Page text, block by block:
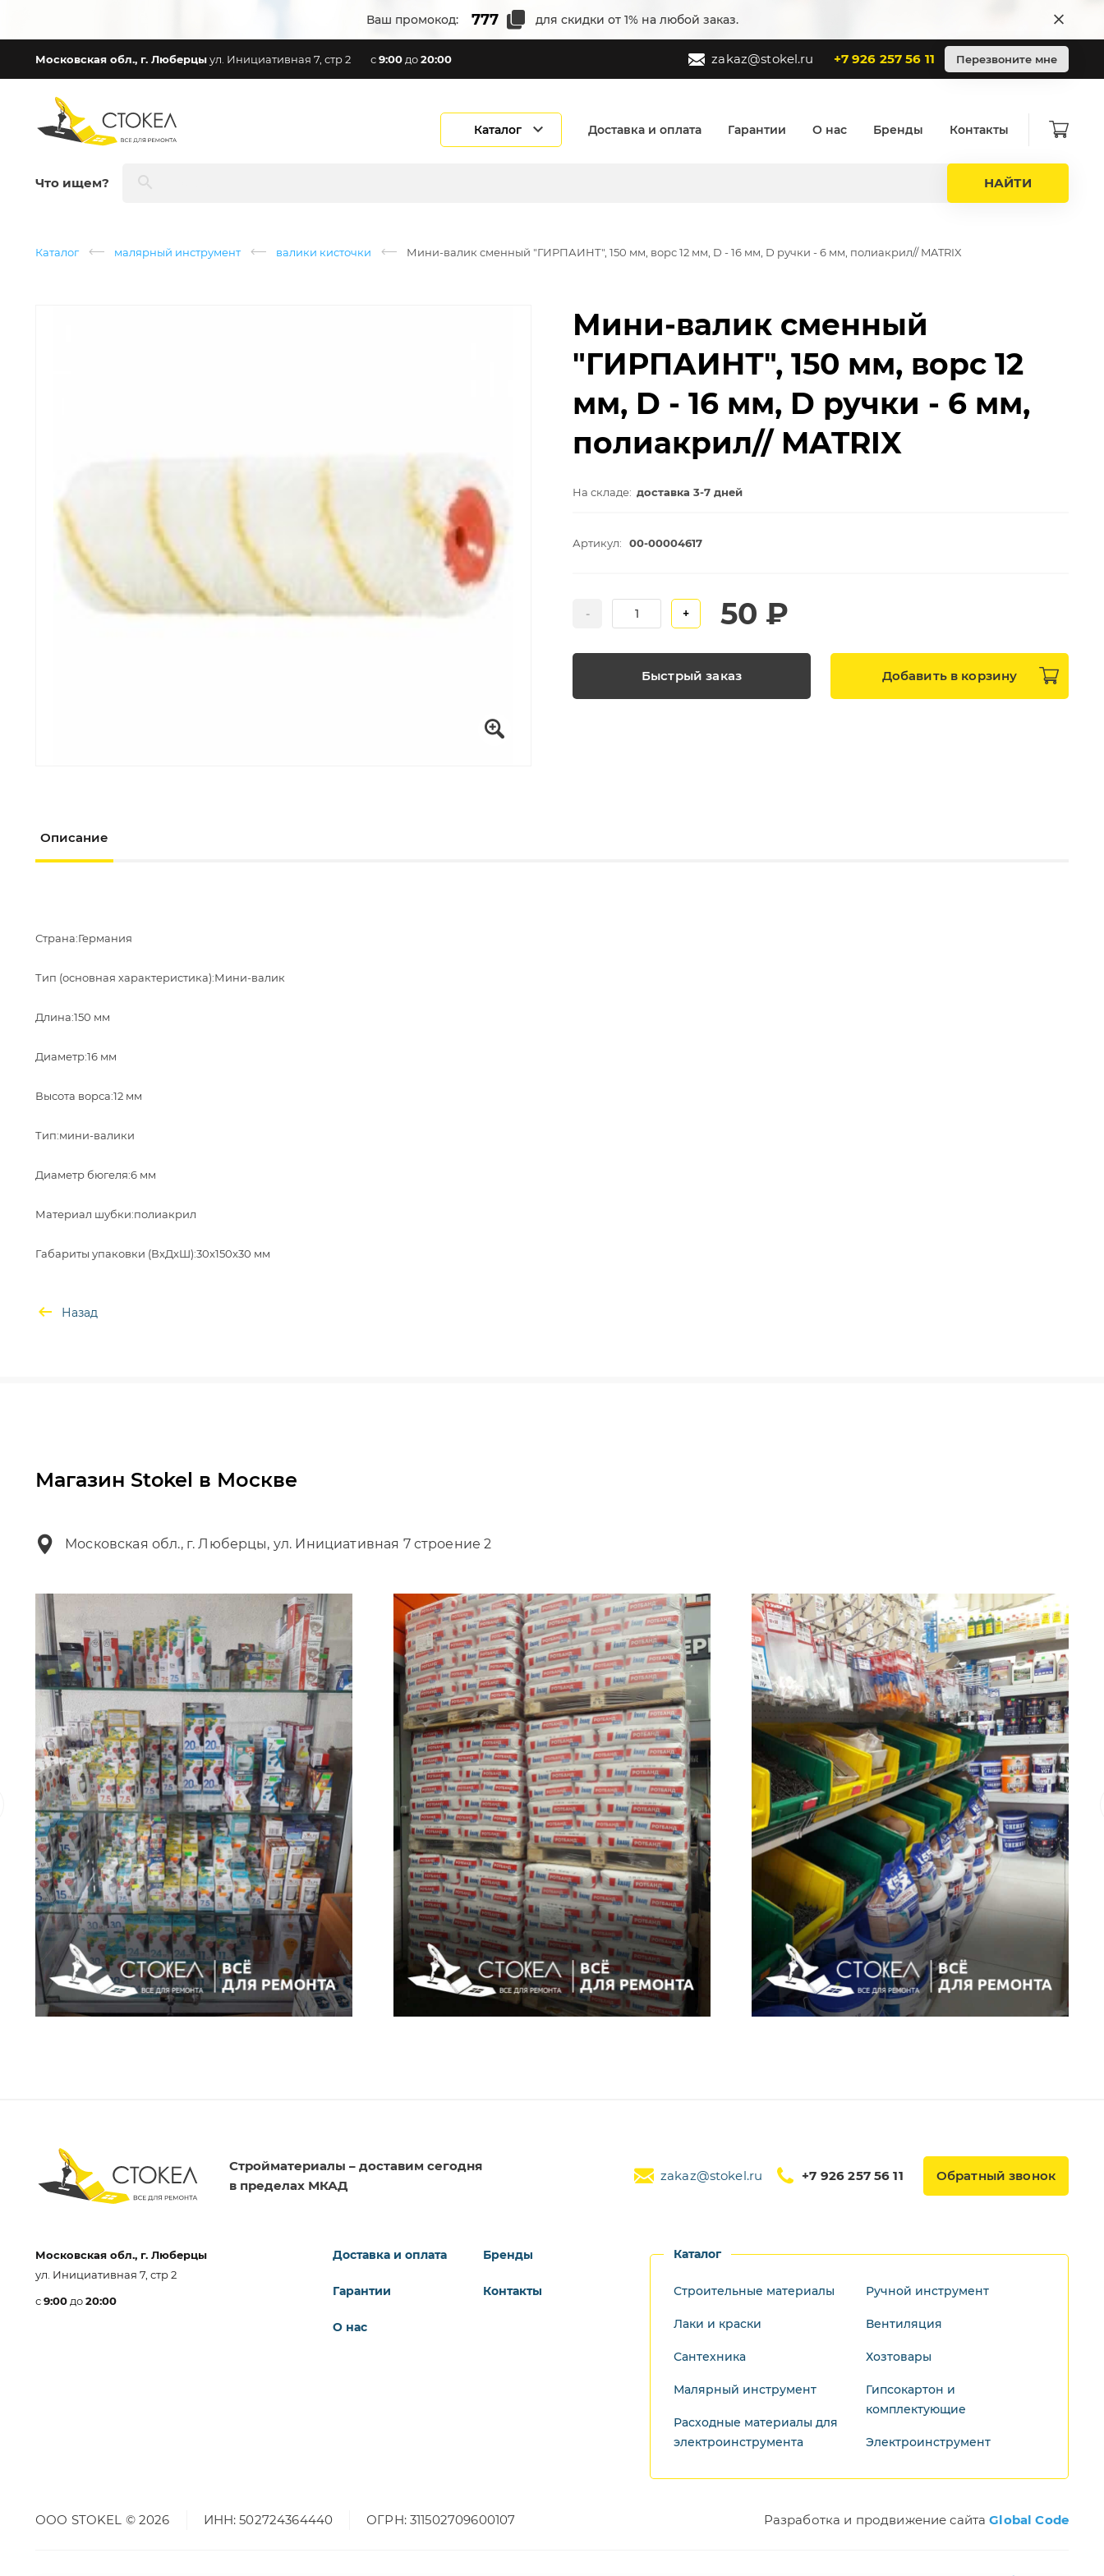
Ваш промокод: для скидки от 1% на любой заказ.
Московская обл., г. Люберцыул. Инициативная 7, стр 2 с9:00 до20:00 zakaz@stokel.ru +7 926 257 56 11 Перезвоните мне
Каталог Доставка и оплата Гарантии О нас Бренды Контакты
Что ищем? НАЙТИ
Каталог малярный инструмент валики кисточки Мини-валик сменный "ГИРПАИНТ", 150 мм, ворс 12 мм, D - 16 мм, D ручки - 6 мм, полиакрил// MATRIX
Мини-валик сменный
"ГИРПАИНТ", 150 мм, ворс 12
мм, D - 16 мм, D ручки - 6 мм,
полиакрил// MATRIX
На складе: доставка 3-7 дней
Артикул: 00-00004617
- + 50 ₽
Быстрый заказ Добавить в корзину
Описание
Страна:Германия
Тип (основная характеристика):Мини-валик
Длина:150 мм
Диаметр:16 мм
Высота ворса:12 мм
Тип:мини-валики
Диаметр бюгеля:6 мм
Материал шубки:полиакрил
Назад
Магазин Stokel в Москве
Московская обл., г. Люберцы, ул. Инициативная 7 строение 2
Стройматериалы – доставим сегодня
в пределах МКАД
zakaz@stokel.ru +7 926 257 56 11 Обратный звонок
Московская обл., г. Люберцы
ул. Инициативная 7, стр 2
с9:00 до20:00
Доставка и оплата
Гарантии
О нас
Бренды
Контакты
Каталог
Строительные материалы
Лаки и краски
Сантехника
Малярный инструмент
Расходные материалы для
электроинструмента
Ручной инструмент
Вентиляция
Хозтовары
Гипсокартон и
комплектующие
Электроинструмент
ООО STOKEL © 2026 ИНН: 502724364440 ОГРН: 311502709600107 Разработка и продвижение сайтаGlobal Code